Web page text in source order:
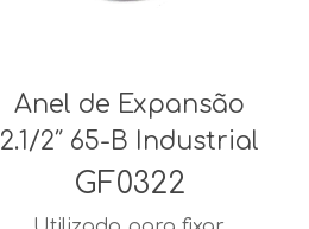
Anel de Expansão
2.1/2″ 65-B Industrial
GF0322